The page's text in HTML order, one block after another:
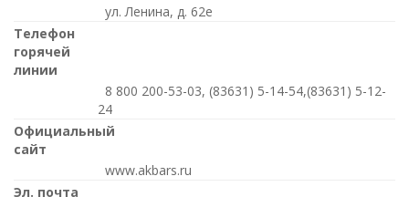
ул. Ленина, д. 62е
Телефон
горячей
линии
8 800 200-53-03, (83631) 5-14-54,(83631) 5-12-
24
Официальный
сайт
www.akbars.ru
Эл. почта